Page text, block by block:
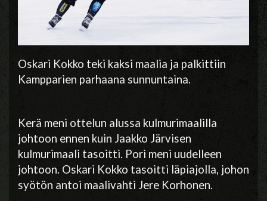
Oskari Kokko teki kaksi maalia ja palkittiin
Kampparien parhaana sunnuntaina.
Kerä meni ottelun alussa kulmurimaalilla
johtoon ennen kuin Jaakko Järvisen
kulmurimaali tasoitti. Pori meni uudelleen
johtoon. Oskari Kokko tasoitti läpiajolla, johon
syötön antoi maalivahti Jere Korhonen.